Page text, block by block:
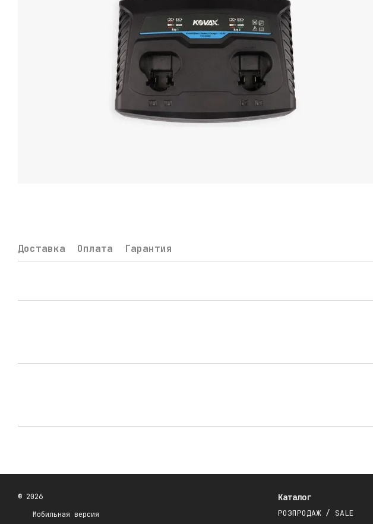
Доставка Оплата Гарантия
© 2026
Мобильная версия
Каталог
РОЗПРОДАЖ / SALE